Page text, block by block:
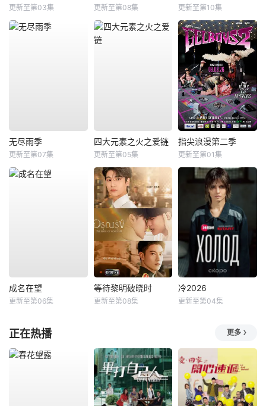
更新至第03集 更新至第08集 更新至第10集
无尽雨季
更新至第07集
四大元素之火之爱链
更新至第05集
指尖浪漫第二季
更新至第01集
成名在望
更新至第06集
等待黎明破晓时
更新至第08集
冷2026
更新至第04集
正在热播 更多